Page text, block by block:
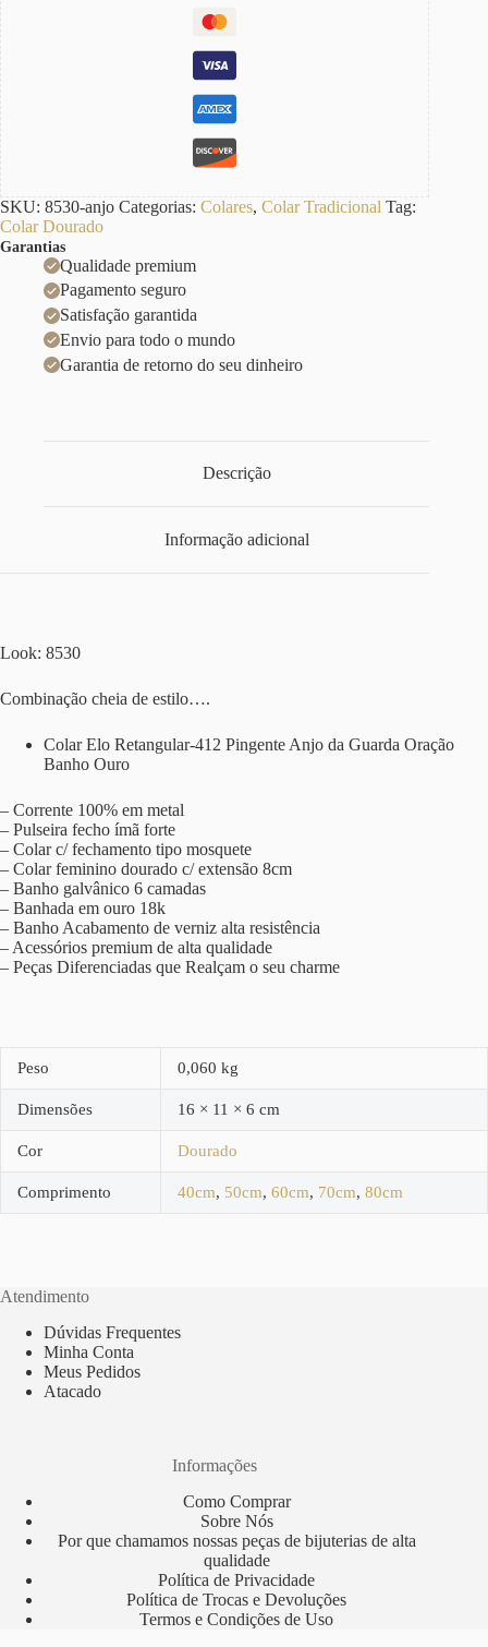
SKU: 8530-anjo Categorias: Colares, Colar Tradicional Tag:
Colar Dourado
Garantias
Qualidade premium
Pagamento seguro
Satisfação garantida
Envio para todo o mundo
Garantia de retorno do seu dinheiro
Descrição
Informação adicional
Look: 8530
Combinação cheia de estilo….
Colar Elo Retangular-412 Pingente Anjo da Guarda Oração
Banho Ouro
– Corrente 100% em metal
– Pulseira fecho ímã forte
– Colar c/ fechamento tipo mosquete
– Colar feminino dourado c/ extensão 8cm
– Banho galvânico 6 camadas
– Banhada em ouro 18k
– Banho Acabamento de verniz alta resistência
– Acessórios premium de alta qualidade
– Peças Diferenciadas que Realçam o seu charme
Peso 0,060 kg
Dimensões 16 × 11 × 6 cm
Cor Dourado
Comprimento 40cm, 50cm, 60cm, 70cm, 80cm
Atendimento
Dúvidas Frequentes
Minha Conta
Meus Pedidos
Atacado
Informações
Como Comprar
Sobre Nós
Por que chamamos nossas peças de bijuterias de alta
qualidade
Política de Privacidade
Política de Trocas e Devoluções
Termos e Condições de Uso